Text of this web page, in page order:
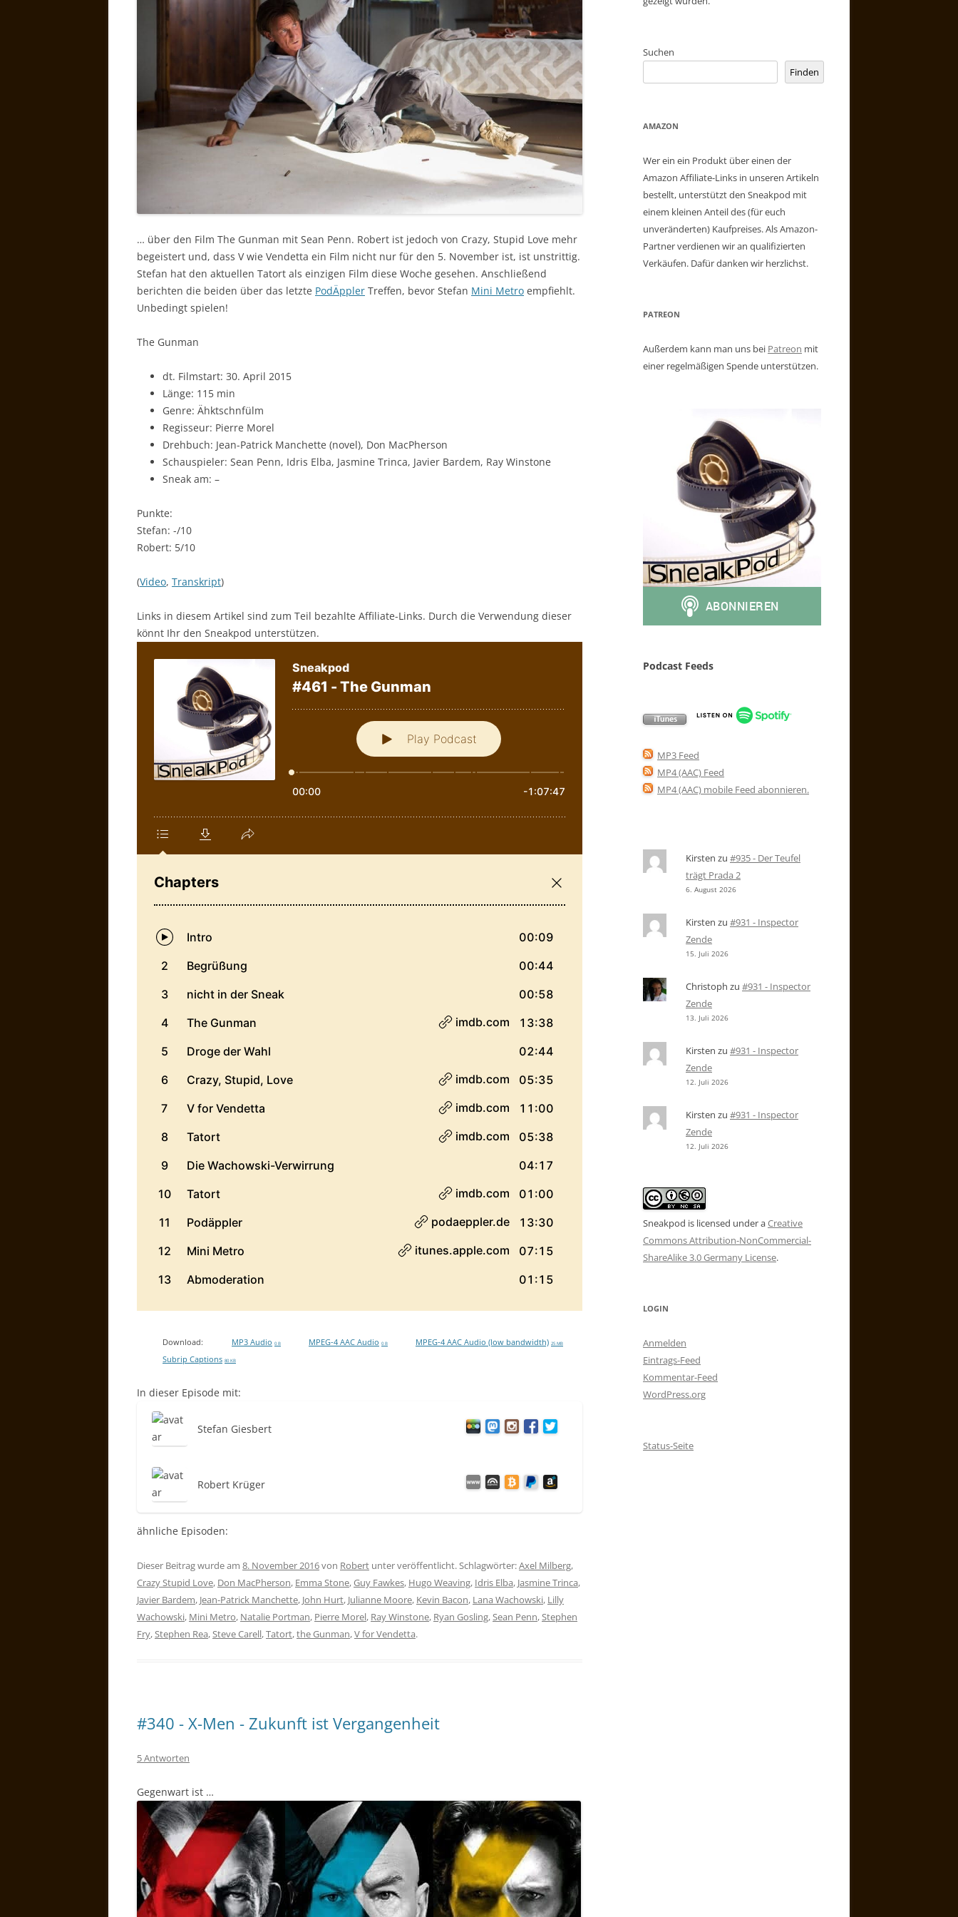
… über den Film The Gunman mit Sean Penn. Robert ist jedoch von Crazy, Stupid Love mehr
begeistert und, dass V wie Vendetta ein Film nicht nur für den 5. November ist, ist unstrittig.
Stefan hat den aktuellen Tatort als einzigen Film diese Woche gesehen. Anschließend
berichten die beiden über das letzte PodÄppler Treffen, bevor Stefan Mini Metro empfiehlt.
Unbedingt spielen!
The Gunman
dt. Filmstart: 30. April 2015
Länge: 115 min
Genre: Ähktschnfülm
Regisseur: Pierre Morel
Drehbuch: Jean-Patrick Manchette (novel), Don MacPherson
Schauspieler: Sean Penn, Idris Elba, Jasmine Trinca, Javier Bardem, Ray Winstone
Sneak am: –
Punkte:
Stefan: -/10
Robert: 5/10
(Video, Transkript)
Links in diesem Artikel sind zum Teil bezahlte Affiliate-Links. Durch die Verwendung dieser
könnt Ihr den Sneakpod unterstützen.
Download: MP3 Audio 0 B MPEG-4 AAC Audio 0 B MPEG-4 AAC Audio (low bandwidth) 25 MB
Subrip Captions 80 KB
In dieser Episode mit:
Stefan Giesbert
Robert Krüger
ähnliche Episoden:
Dieser Beitrag wurde am 8. November 2016von Robert unter veröffentlicht. Schlagwörter:Axel Milberg,
Crazy Stupid Love, Don MacPherson, Emma Stone,Guy Fawkes, Hugo Weaving, Idris Elba, Jasmine Trinca,
Javier Bardem, Jean-Patrick Manchette, John Hurt, Julianne Moore, Kevin Bacon, Lana Wachowski, Lilly
Wachowski, Mini Metro, Natalie Portman, Pierre Morel, Ray Winstone, Ryan Gosling,Sean Penn,Stephen
Fry,Stephen Rea,Steve Carell,Tatort,the Gunman,V for Vendetta.
#340 - X-Men - Zukunft ist Vergangenheit
5 Antworten
Gegenwart ist …
Suchen
Finden
AMAZON
Wer ein ein Produkt über einen der
Amazon Affiliate-Links in unseren Artikeln
bestellt, unterstützt den Sneakpod mit
einem kleinen Anteil des (für euch
unveränderten) Kaufpreises. Als Amazon-
Partner verdienen wir an qualifizierten
Verkäufen. Dafür danken wir herzlichst.
PATREON
Außerdem kann man uns bei Patreon mit
einer regelmäßigen Spende unterstützen.
Podcast Feeds
MP3 Feed
MP4 (AAC) Feed
MP4 (AAC) mobile Feed abonnieren.
Kirsten zu #935 - Der Teufel
trägt Prada 2
6. August 2026
Kirsten zu #931 - Inspector
Zende
15. Juli 2026
Christoph zu #931 - Inspector
Zende
13. Juli 2026
Kirsten zu #931 - Inspector
Zende
12. Juli 2026
Kirsten zu #931 - Inspector
Zende
12. Juli 2026
Sneakpod is licensed under aCreative
Commons Attribution-NonCommercial-
ShareAlike 3.0 Germany License.
LOGIN
Anmelden
Eintrags-Feed
Kommentar-Feed
WordPress.org
Status-Seite